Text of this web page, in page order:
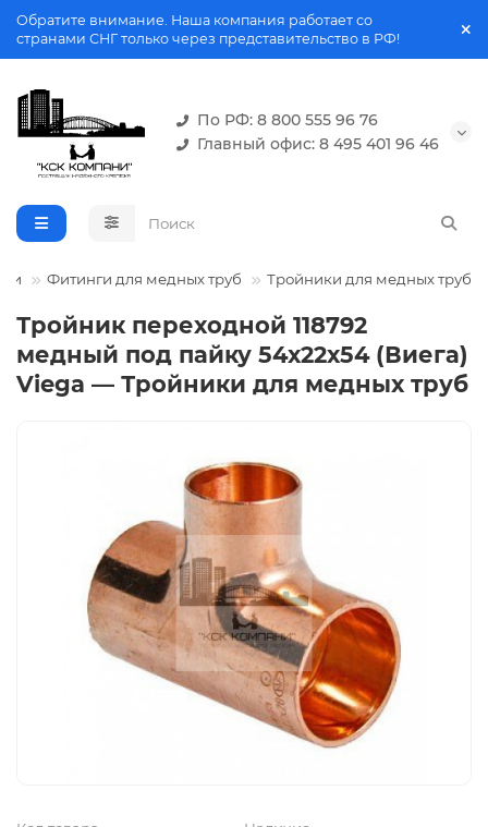
Обратите внимание. Наша компания работает со
странами СНГ только через представительство в РФ!
По РФ: 8 800 555 96 76
Главный офис: 8 495 401 96 46
Фитинги для медных труб Тройники для медных труб
Тройник переходной 118792
медный под пайку 54х22х54 (Виега)
Viega — Тройники для медных труб